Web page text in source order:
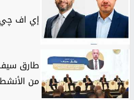
إي اف چي
طارق
من